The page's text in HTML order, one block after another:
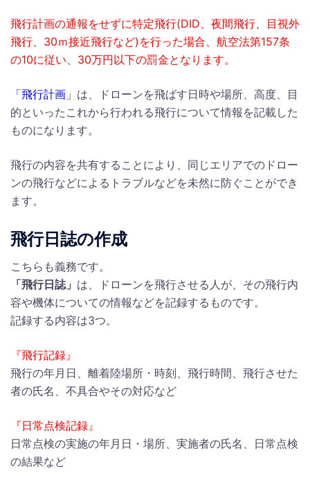
飛行計画の通報をせずに特定飛行(DID、夜間飛行、目視外
飛行、30ｍ接近飛行など)を行った場合、航空法第157条
の10に従い、30万円以下の罰金となります。
「飛行計画」 は、ドローンを飛ばす日時や場所、高度、目
的といったこれから行われる飛行について情報を記載した
ものになります。
飛行の内容を共有することにより、同じエリアでのドロー
ンの飛行などによるトラブルなどを未然に防ぐことができ
ます。
飛行日誌の作成
こちらも義務です。
「飛行日誌」 は、ドローンを飛行させる人が、その飛行内
容や機体についての情報などを記録するものです。
記録する内容は3つ。
『飛行記録』
飛行の年月日、離着陸場所・時刻、飛行時間、飛行させた
者の氏名、不具合やその対応など
『日常点検記録』
日常点検の実施の年月日・場所、実施者の氏名、日常点検
の結果など